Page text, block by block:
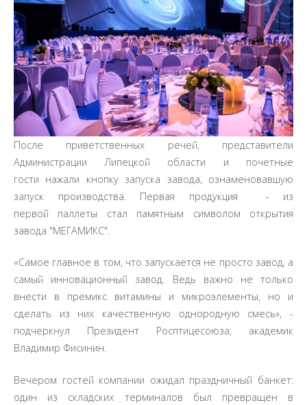
После приветственных речей, представители
Администрации Липецкой области и почетные
гости нажали кнопку запуска завода, ознаменовавшую
запуск производства. Первая продукция - из
первой паллеты стал памятным символом открытия
завода "МЕГАМИКС".
«Самое главное в том, что запускается не просто завод, а
самый инновационный завод. Ведь важно не только
внести в премикс витамины и микроэлементы, но и
сделать из них качественную однородную смесь», -
подчеркнул Президент Росптицесоюза, академик
Владимир Фисинин.
Вечером гостей компании ожидал праздничный банкет:
один из складских терминалов был превращен в